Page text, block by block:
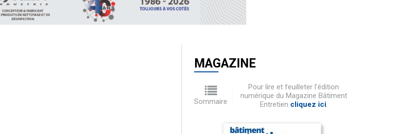
MAGAZINE
Sommaire
Pour lire et feuilleter l'édition
numérique du Magazine Bâtiment
Entretien cliquez ici.